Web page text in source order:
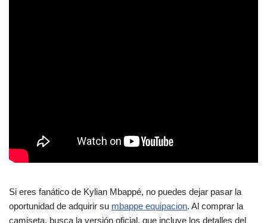
Si eres fanático de Kylian Mbappé, no puedes dejar pasar la
oportunidad de adquirir su mbappe equipacion. Al comprar la
camiseta, busca la versión oficial, que incluye los detalles del